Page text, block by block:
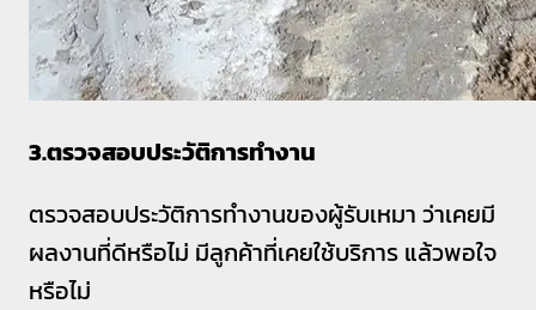
3.ตรวจสอบประวัติการทำงาน
ตรวจสอบประวัติการทำงานของผู้รับเหมา ว่าเคยมี
ผลงานที่ดีหรือไม่ มีลูกค้าที่เคยใช้บริการ แล้วพอใจ
หรือไม่